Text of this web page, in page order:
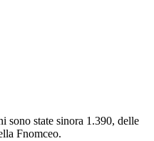
sono state sinora 1.390, delle
Fnomceo.